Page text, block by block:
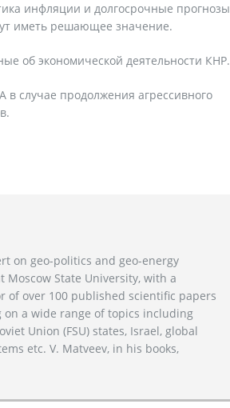
инфляции и долгосрочные прогнозы
иметь решающее значение.
об экономической деятельности КНР.
случае продолжения агрессивного
on geo-politics and geo-energy
State University, with a
of over 100 published scientific papers
a wide range of topics including
Union (FSU) states, Israel, global
etc. V. Matveev, in his books,